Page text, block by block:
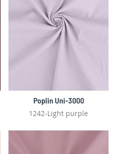
Poplin Uni-3000
1242-Light purple